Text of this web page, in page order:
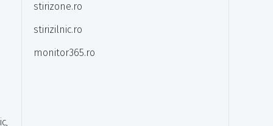
stirizone.ro
stirizilnic.ro
monitor365.ro